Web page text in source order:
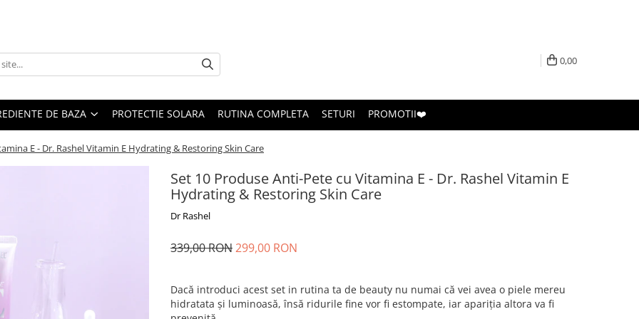
0,00
DE BAZA PROTECTIE SOLARA RUTINA COMPLETA SETURI PROMOTII❤️
E - Dr. Rashel Vitamin E Hydrating & Restoring Skin Care
Set 10 Produse Anti-Pete cu Vitamina E - Dr. Rashel Vitamin E
Hydrating & Restoring Skin Care
Dr Rashel
339,00 RON299,00 RON
Dacă introduci acest set in rutina ta de beauty nu numai că vei avea o piele mereu
hidratata și luminoasă, însă ridurile fine vor fi estompate, iar apariția altora va fi